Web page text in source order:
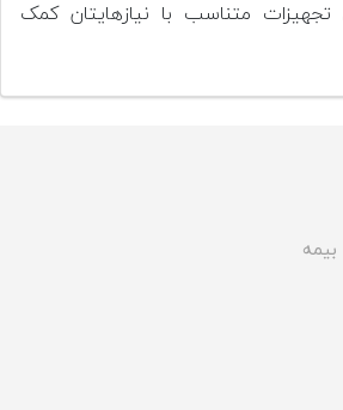
تجهیزات متناسب با نیازهایتان کمک